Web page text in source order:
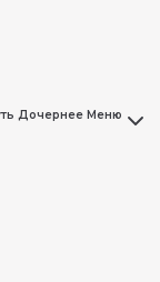
Дочернее Меню